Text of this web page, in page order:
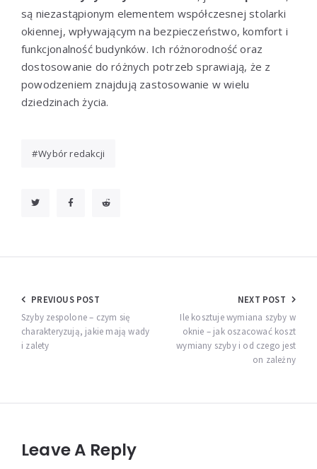
są niezastąpionym elementem współczesnej stolarki
okiennej, wpływającym na bezpieczeństwo, komfort i
funkcjonalność budynków. Ich różnorodność oraz
dostosowanie do różnych potrzeb sprawiają, że z
powodzeniem znajdują zastosowanie w wielu
dziedzinach życia.
Wybór redakcji
Nawigacja
wpisu
PREVIOUS POST
Szyby zespolone – czym się
charakteryzują, jakie mają wady
i zalety
NEXT POST
Ile kosztuje wymiana szyby w
oknie – jak oszacować koszt
wymiany szyby i od czego jest
on zależny
Leave A Reply